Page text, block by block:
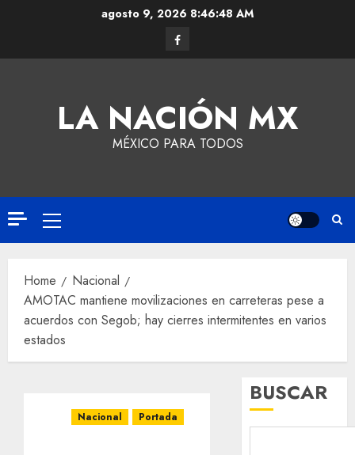
agosto 9, 2026 8:46:49 AM
LA NACIÓN MX
MÉXICO PARA TODOS
Home
Nacional
AMOTAC mantiene movilizaciones en carreteras pese a
acuerdos con Segob; hay cierres intermitentes en varios
estados
Nacional Portada
BUSCAR